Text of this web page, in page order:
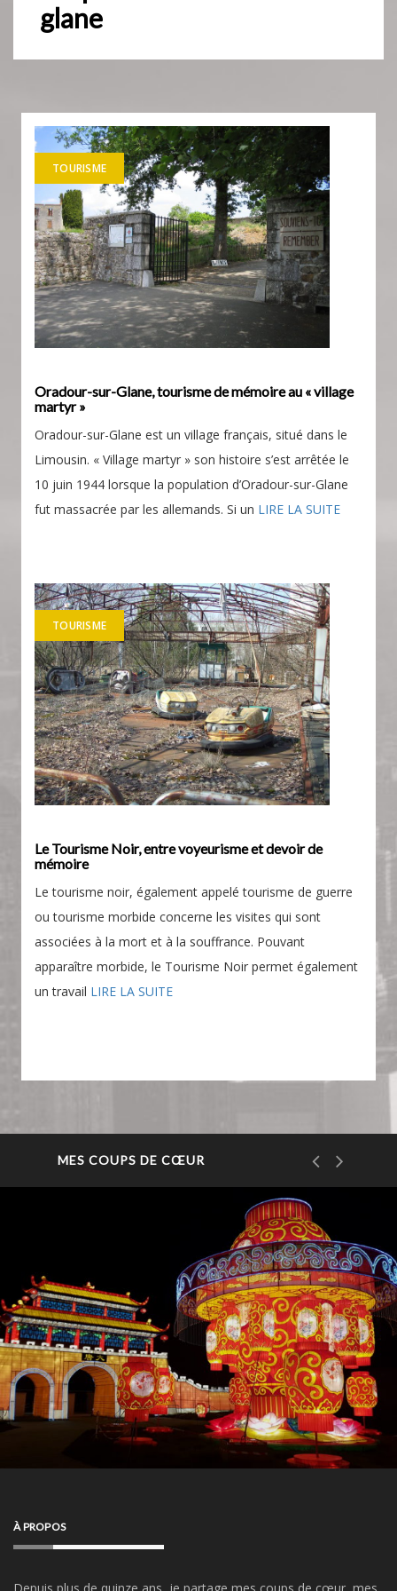
glane
TOURISME
Oradour-sur-Glane, tourisme de mémoire au « village
martyr »
Oradour-sur-Glane est un village français, situé dans le
Limousin. « Village martyr » son histoire s’est arrêtée le
10 juin 1944 lorsque la population d’Oradour-sur-Glane
fut massacrée par les allemands. Si un LIRE LA SUITE
TOURISME
Le Tourisme Noir, entre voyeurisme et devoir de
mémoire
Le tourisme noir, également appelé tourisme de guerre
ou tourisme morbide concerne les visites qui sont
associées à la mort et à la souffrance. Pouvant
apparaître morbide, le Tourisme Noir permet également
un travail LIRE LA SUITE
MES COUPS DE CŒUR
À PROPOS